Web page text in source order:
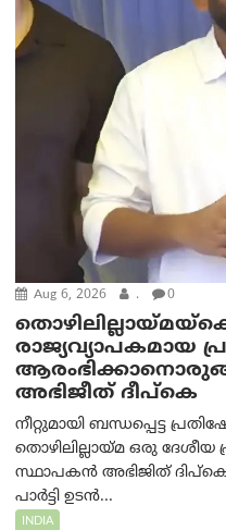
Aug 6, 2026 . 0
രാജ്യവ്യാപകമായ
അഭിജീത് ദീപ്കെ
നീറ്റുമായി ബന്ധപ്പെട്ട
തൊഴിലില്ലായ്മ ഒരു
സ്ഥാപകൻ അഭിജിത്
പാർട്ടി ഉടൻ...
INDIA